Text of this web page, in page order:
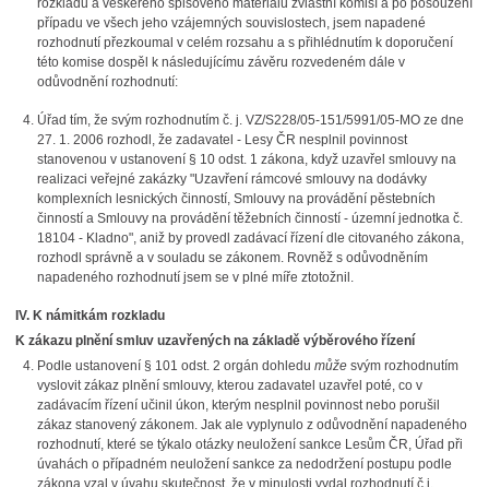
rozkladu a veškerého spisového materiálu zvláštní komisí a po posouzení
případu ve všech jeho vzájemných souvislostech, jsem napadené
rozhodnutí přezkoumal v celém rozsahu a s přihlédnutím k doporučení
této komise dospěl k následujícímu závěru rozvedeném dále v
odůvodnění rozhodnutí:
Úřad tím, že svým rozhodnutím č. j. VZ/S228/05-151/5991/05-MO ze dne
27. 1. 2006 rozhodl, že zadavatel - Lesy ČR nesplnil povinnost
stanovenou v ustanovení § 10 odst. 1 zákona, když uzavřel smlouvy na
realizaci veřejné zakázky "Uzavření rámcové smlouvy na dodávky
komplexních lesnických činností, Smlouvy na provádění pěstebních
činností a Smlouvy na provádění těžebních činností - územní jednotka č.
18104 - Kladno", aniž by provedl zadávací řízení dle citovaného zákona,
rozhodl správně a v souladu se zákonem. Rovněž s odůvodněním
napadeného rozhodnutí jsem se v plné míře ztotožnil.
IV. K námitkám rozkladu
K zákazu plnění smluv uzavřených na základě výběrového řízení
Podle ustanovení § 101 odst. 2 orgán dohledu můžesvým rozhodnutím
vyslovit zákaz plnění smlouvy, kterou zadavatel uzavřel poté, co v
zadávacím řízení učinil úkon, kterým nesplnil povinnost nebo porušil
zákaz stanovený zákonem. Jak ale vyplynulo z odůvodnění napadeného
rozhodnutí, které se týkalo otázky neuložení sankce Lesům ČR, Úřad při
úvahách o případném neuložení sankce za nedodržení postupu podle
zákona vzal v úvahu skutečnost, že v minulosti vydal rozhodnutí č.j.